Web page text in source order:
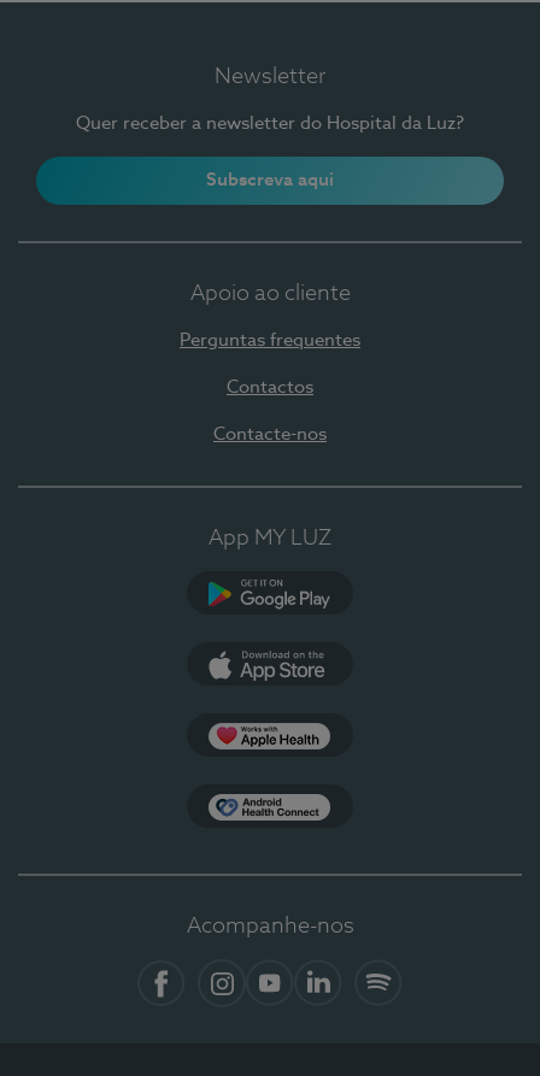
Newsletter
Quer receber a newsletter do Hospital da Luz?
Subscreva aqui
Apoio ao cliente
Perguntas frequentes
Contactos
Contacte-nos
App MY LUZ
Acompanhe-nos